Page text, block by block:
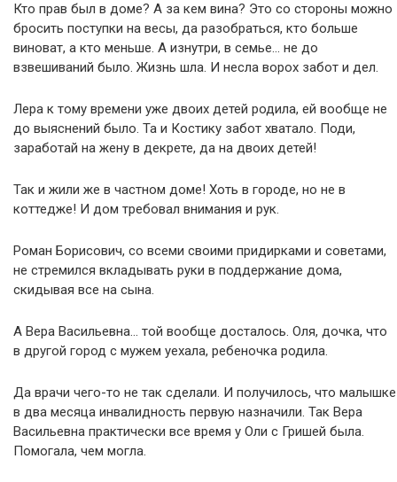
Кто прав был в доме? А за кем вина? Это со стороны можно
бросить поступки на весы, да разобраться, кто больше
виноват, а кто меньше. А изнутри, в семье… не до
взвешиваний было. Жизнь шла. И несла ворох забот и дел.
Лера к тому времени уже двоих детей родила, ей вообще не
до выяснений было. Та и Костику забот хватало. Поди,
заработай на жену в декрете, да на двоих детей!
Так и жили же в частном доме! Хоть в городе, но не в
коттедже! И дом требовал внимания и рук.
Роман Борисович, со всеми своими придирками и советами,
не стремился вкладывать руки в поддержание дома,
скидывая все на сына.
А Вера Васильевна… той вообще досталось. Оля, дочка, что
в другой город с мужем уехала, ребеночка родила.
Да врачи чего-то не так сделали. И получилось, что малышке
в два месяца инвалидность первую назначили. Так Вера
Васильевна практически все время у Оли с Гришей была.
Помогала, чем могла.